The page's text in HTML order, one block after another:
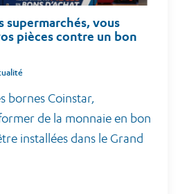
supermarchés, vous
pièces contre un bon
bornes Coinstar,
de la monnaie en bon
installées dans le Grand